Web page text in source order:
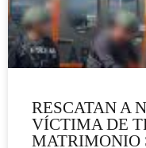
RESCATAN A
VÍCTIMA DE
MATRIMONIO